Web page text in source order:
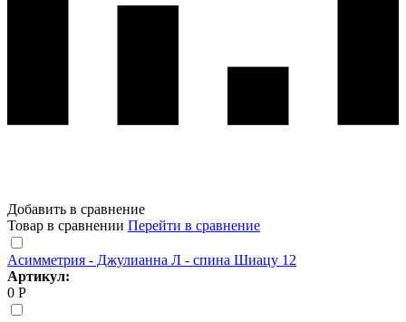
Добавить в сравнение
Товар в сравнении Перейти в сравнение
Асимметрия - Джулианна Л - спина Шиацу 12
Артикул:
0 Р